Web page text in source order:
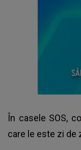
În casele SOS,
care le este zi de